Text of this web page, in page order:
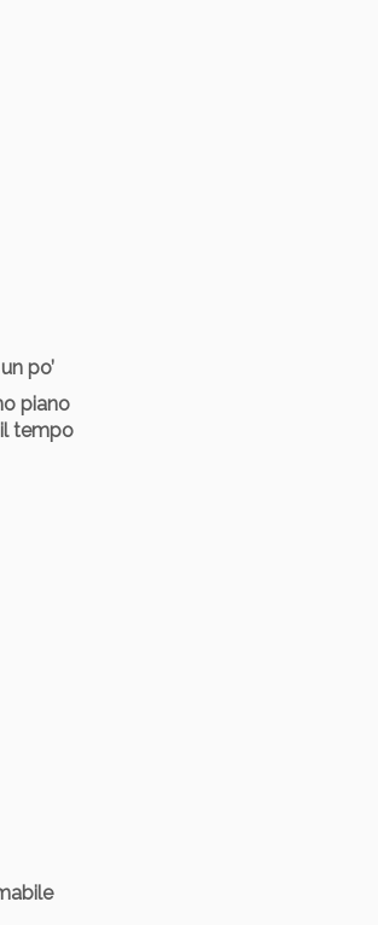
po’
piano
tempo